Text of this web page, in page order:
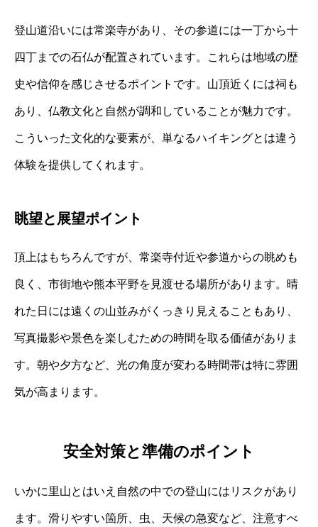
登山道沿いには常楽寺があり、その参道には一丁から十
四丁までの石仏が配置されています。これらは地域の歴
史や信仰を感じさせるポイントです。山頂近くには祠も
あり、仏教文化と自然が調和していることが魅力です。
こういった文化的な要素が、単なるハイキングとは違う
体験を提供してくれます。
眺望と展望ポイント
頂上はもちろんですが、常楽寺付近や参道からの眺めも
良く、市街地や熊本平野を見渡せる場所があります。晴
れた日には遠くの山並みがくっきり見えることもあり、
写真撮影や景色を楽しむための時間を取る価値がありま
す。朝や夕方など、光の角度が変わる時間帯は特に雰囲
気が高まります。
安全対策と準備のポイント
いかに里山とはいえ自然の中での登山にはリスクがあり
ます。滑りやすい箇所、虫、天候の急変など、注意すべ